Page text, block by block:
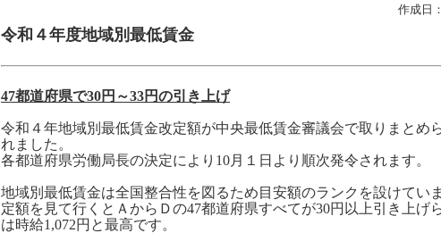
作成日
令和４年度地域別最低賃金
47都道府県で30円～33円の引き上げ
令和４年地域別最低賃金改定額が中央最低賃金審議会で取りまとめ
れました。
各都道府県労働局長の決定により 10月１日より順次発令されます。
地域別最低賃金は全国整合性を図るため目安額のランクを設けてい
定額を見て行くとＡからＤの47都道府県すべてが30円以上引き上げ
は時給1,072円と最高です。